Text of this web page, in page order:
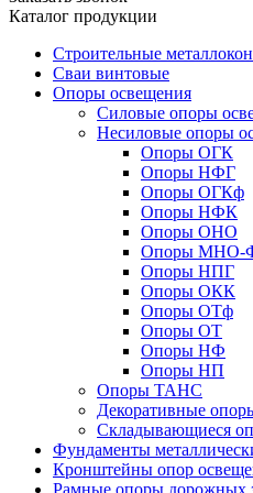
Каталог продукции
Строительные
Сваи винтовые
Опоры освещения
Силовые опоры
Несиловые опоры
Опоры ОГК
Опоры НФГ
Опоры ОГКф
Опоры НФК
Опоры ОНО
Опоры МНО-
Опоры НПГ
Опоры ОКК
Опоры ОТф
Опоры ОТ
Опоры НФ
Опоры НП
Опоры ТАНС
Декоративные
Складывающиеся
Фундаменты
Кронштейны опор
Рамные опоры дорожных